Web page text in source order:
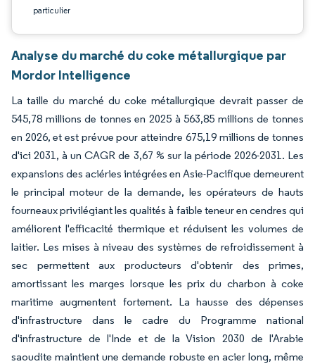
particulier
Analyse du marché du coke métallurgique par
Mordor Intelligence
La taille du marché du coke métallurgique devrait passer de
545,78 millions de tonnes en 2025 à 563,85 millions de tonnes
en 2026, et est prévue pour atteindre 675,19 millions de tonnes
d'ici 2031, à un CAGR de 3,67 % sur la période 2026-2031. Les
expansions des aciéries intégrées en Asie-Pacifique demeurent
le principal moteur de la demande, les opérateurs de hauts
fourneaux privilégiant les qualités à faible teneur en cendres qui
améliorent l'efficacité thermique et réduisent les volumes de
laitier. Les mises à niveau des systèmes de refroidissement à
sec permettent aux producteurs d'obtenir des primes,
amortissant les marges lorsque les prix du charbon à coke
maritime augmentent fortement. La hausse des dépenses
d'infrastructure dans le cadre du Programme national
d'infrastructure de l'Inde et de la Vision 2030 de l'Arabie
saoudite maintient une demande robuste en acier long, même